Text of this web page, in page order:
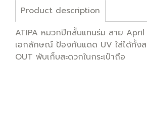
Product description
ATIPA หมวกปีกสั้นแทนร่ม ลาย
เอกลักษณ์ ป้องกันแดด UV ใส่ได้ทั้งส
OUT พับเก็บสะดวกในกระเป๋าถือ